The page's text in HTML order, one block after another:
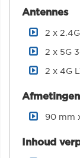
Antennes
2 x
2 x 5G
2 x 4G
90 mm
Inhoud